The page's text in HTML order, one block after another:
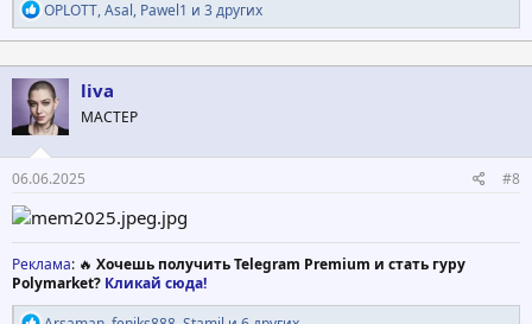
Р
е
а
к
ц
и
и
:
OPLOTT,Asal, Pawel1 и 3 других
liva
МАСТЕР
06.06.2025 #8
Реклама: 🔥 Хочешь получить Telegram Premium и стать гуру
Polymarket? Кликай сюда!